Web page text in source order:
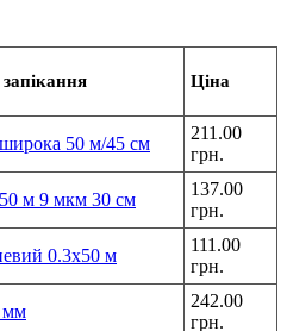
Ціна
50 м/45 см
211.00
грн.
м 9 мкм 30 см
137.00
грн.
0.3х50 м
111.00
грн.
мм
242.00
грн.